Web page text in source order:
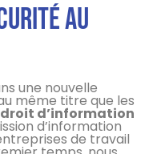
au
une nouvelle
même titre que les
d’information
d’information
de travail